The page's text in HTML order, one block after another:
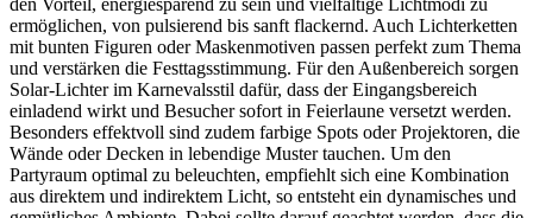
ermöglichen, von pulsierend bis sanft flackernd. Auch Lichterketten
mit bunten Figuren oder Maskenmotiven passen perfekt zum Thema
und verstärken die Festtagsstimmung. Für den Außenbereich sorgen
Solar-Lichter im Karnevalsstil dafür, dass der Eingangsbereich
einladend wirkt und Besucher sofort in Feierlaune versetzt werden.
Besonders effektvoll sind zudem farbige Spots oder Projektoren, die
Wände oder Decken in lebendige Muster tauchen. Um den
Partyraum optimal zu beleuchten, empfiehlt sich eine Kombination
aus direktem und indirektem Licht, so entsteht ein dynamisches und